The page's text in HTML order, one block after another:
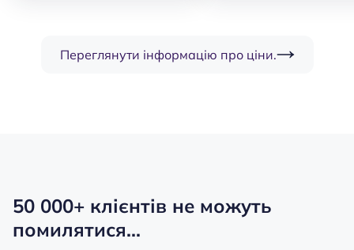
Переглянути інформацію про ціни.
50 000+ клієнтів не можуть
помилятися...